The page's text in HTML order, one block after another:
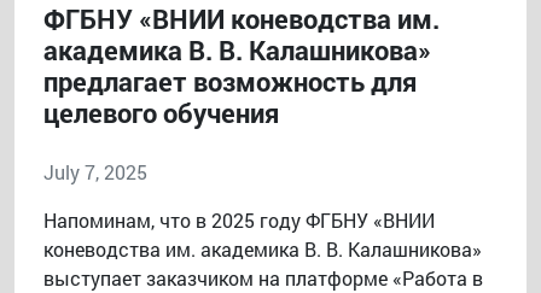
ФГБНУ «ВНИИ коневодства им.
академика В. В. Калашникова»
предлагает возможность для
целевого обучения
July 7, 2025
Напоминам, что в 2025 году ФГБНУ «ВНИИ
коневодства им. академика В. В. Калашникова»
выступает заказчиком на платформе «Работа в